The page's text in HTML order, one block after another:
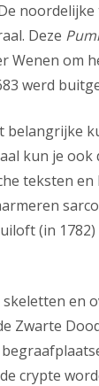
Deze
Wenen om
werd
belangrijke
kun je ook
teksten en
(in
en
Zwarte
crypte